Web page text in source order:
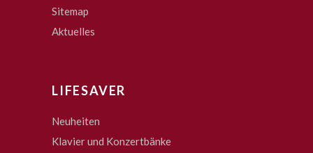
Sitemap
Aktuelles
LIFESAVER
Neuheiten
Klavier und Konzertbänke